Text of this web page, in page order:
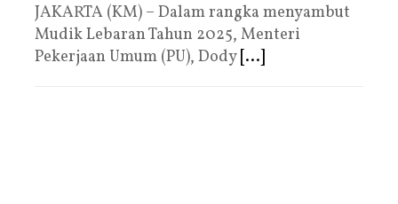
JAKARTA (KM) – Dalam rangka menyambut
Mudik Lebaran Tahun 2025, Menteri
Pekerjaan Umum (PU), Dody [...]